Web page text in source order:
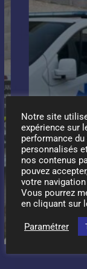
Notre site
expérience sur
performance
personnalisés
nos contenus
pouvez
votre
Vous pourrez
en cliquant sur
Paramétrer